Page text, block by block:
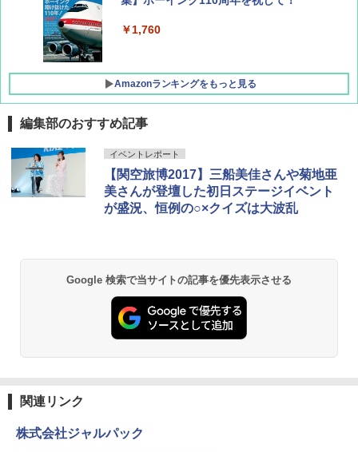
￥1,760
Amazonランキングをもっと見る
D40 地球の歩き方 チェンマイ タイ北部の魅
力的な町 2026～2027 地球の歩き方D アジア
￥2,079
￥2,479
[キャンパーズコレクション 山善] ポップアッ
プテント 傘みたいに広げて畳める パッとサ
ッとサンシェード キューブ フルクローズ メ
ッシュ 簡単設置 ワンタッチテント キャンプ
&ハイキング カーキ PATC-150(KH)
PYKES PEAK (パイクスピーク) 着替えテン
人用 折りたたみ 防災グッズ 災害用トイレ ビ
ーチ ピクニック ポップアップテント 携帯 簡
易 トイレテント (ブラック)
500002(88859)
BUNDOK(バンドック)ソロ ドーム 1 EX BDK
-08EX カーキ ソロキャンプ ポリエステル フ
レーム テント
￥14,800
026リニューアル 急速冷凍 空間倍増 衛生的
コンパクト 保冷力長持ち
￥2,980
DEWEL パラソル 大型 ビーチ アウトドアパ
￥6,999
編集部のおすすめ記事
イベントレポート
【関空旅博2017】三船美佳さんや菊地亜
美さんが登壇した初日ステージイベント
が盛況、恒例の○×クイズは大波乱
Google 検索で当サイトの記事を優先表示させる
関連リンク
株式会社ジャルパック